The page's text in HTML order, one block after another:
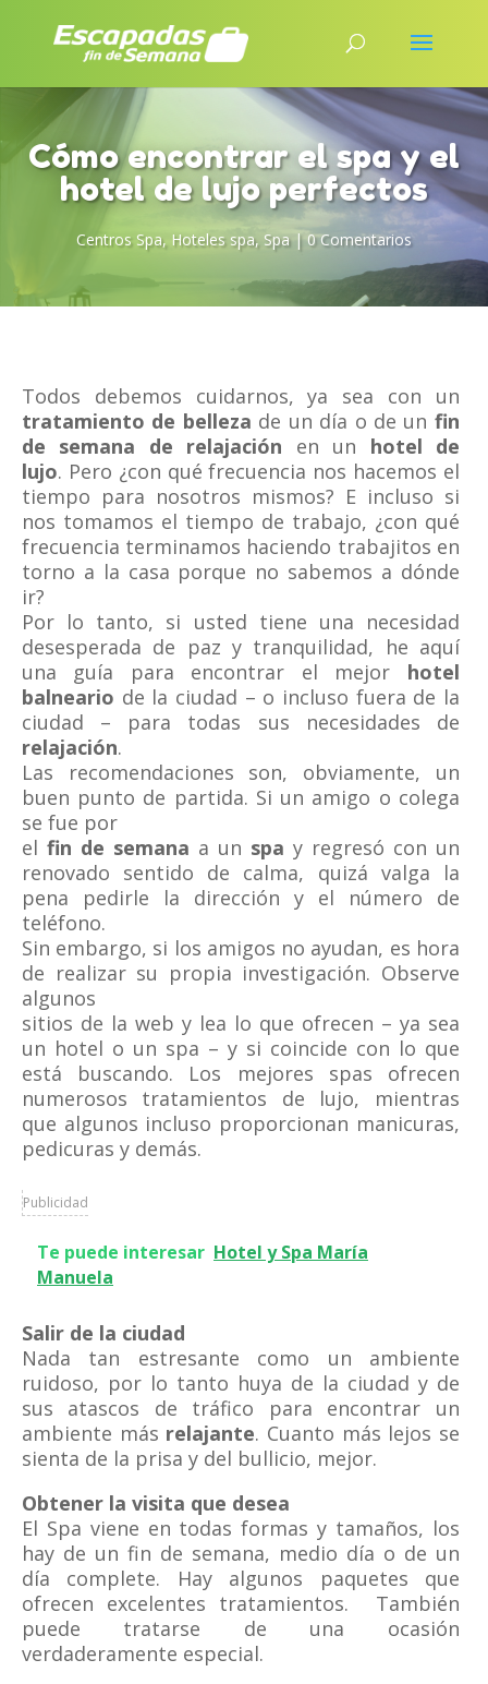
Cómo encontrar el spa y el
hotel de lujo perfectos
Centros Spa, Hoteles spa, Spa|0 Comentarios
Todos debemos cuidarnos, ya sea con un
tratamiento de belleza de un día o de un fin
de semana de relajación en un hotel de
lujo. Pero ¿con qué frecuencia nos hacemos el
tiempo para nosotros mismos? E incluso si
nos tomamos el tiempo de trabajo, ¿con qué
frecuencia terminamos haciendo trabajitos en
torno a la casa porque no sabemos a dónde
ir?
Por lo tanto, si usted tiene una necesidad
desesperada de paz y tranquilidad, he aquí
una guía para encontrar el mejor hotel
balneario de la ciudad – o incluso fuera de la
ciudad – para todas sus necesidades de
relajación.
Las recomendaciones son, obviamente, un
buen punto de partida. Si un amigo o colega
se fue por
el fin de semana a un spa y regresó con un
renovado sentido de calma, quizá valga la
pena pedirle la dirección y el número de
teléfono.
Sin embargo, si los amigos no ayudan, es hora
de realizar su propia investigación. Observe
algunos
sitios de la web y lea lo que ofrecen – ya sea
un hotel o un spa – y si coincide con lo que
está buscando. Los mejores spas ofrecen
numerosos tratamientos de lujo, mientras
que algunos incluso proporcionan manicuras,
pedicuras y demás.
Publicidad
Te puede interesar Hotel y Spa María
Manuela
Salir de la ciudad
Nada tan estresante como un ambiente
ruidoso, por lo tanto huya de la ciudad y de
sus atascos de tráfico para encontrar un
ambiente más relajante. Cuanto más lejos se
sienta de la prisa y del bullicio, mejor.
Obtener la visita que desea
El Spa viene en todas formas y tamaños, los
hay de un fin de semana, medio día o de un
día complete. Hay algunos paquetes que
ofrecen excelentes tratamientos. También
puede tratarse de una ocasión
verdaderamente especial.